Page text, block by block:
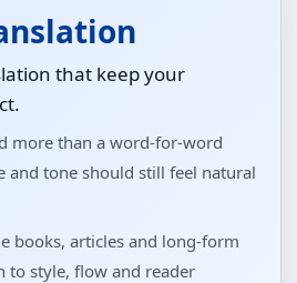
that keep your
more than a word-for-word
and tone should still feel natural
books, articles and long-form
to style, flow and reader